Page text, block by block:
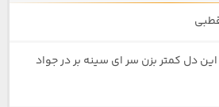
دل کمتر بزن سر ای سینه بر در جواد